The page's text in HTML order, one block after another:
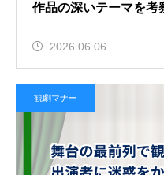
作品の深いテーマを考
2026.06.06
観劇マナー